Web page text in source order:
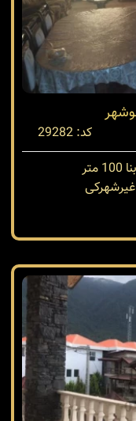
کد: 29282
بنا 100 متر
غیرشهرکی